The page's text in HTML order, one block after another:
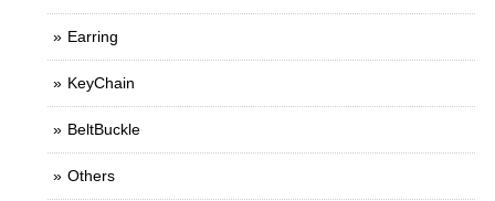
Earring
KeyChain
BeltBuckle
Others